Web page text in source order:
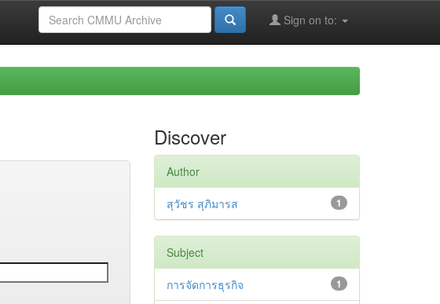
Sign on to:
Discover
Author
1
สุวัชร สุภิมารส
Subject
1
การจัดการธุรกิจ